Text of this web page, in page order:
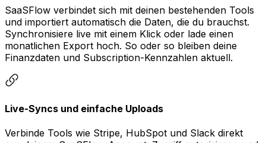
SaaSFlow verbindet sich mit deinen bestehenden Tools
und importiert automatisch die Daten, die du brauchst.
Synchronisiere live mit einem Klick oder lade einen
monatlichen Export hoch. So oder so bleiben deine
Finanzdaten und Subscription-Kennzahlen aktuell.
Live-Syncs und einfache Uploads
Verbinde Tools wie Stripe, HubSpot und Slack direkt